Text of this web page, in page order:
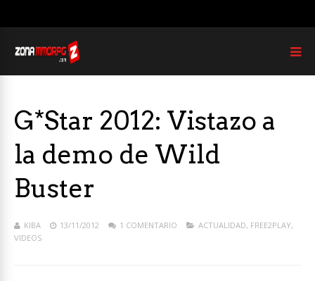
G*Star 2012: Vistazo a
la demo de Wild
Buster
KIBA 13/11/2012 1 COMENTARIO ACTUALIDAD, FREE2PLAY,
VIDEOS